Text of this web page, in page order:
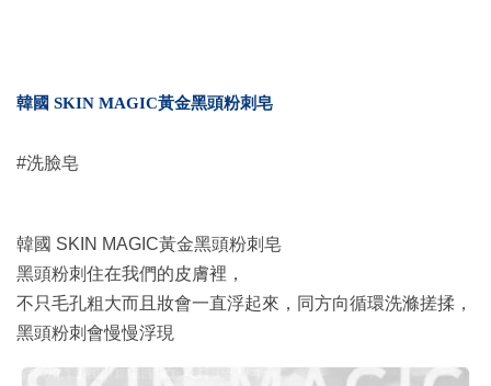
韓國 SKIN MAGIC黃金黑頭粉刺皂
#洗臉皂
韓國 SKIN MAGIC黃金黑頭粉刺皂
黑頭粉刺住在我們的皮膚裡，
不只毛孔粗大而且妝會一直浮起來，同方向循環洗滌搓揉，
黑頭粉刺會慢慢浮現